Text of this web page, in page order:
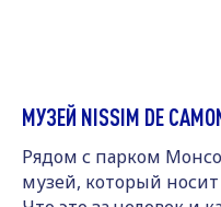
МУЗЕЙ NISSIM DE
Рядом с парком
музей, который